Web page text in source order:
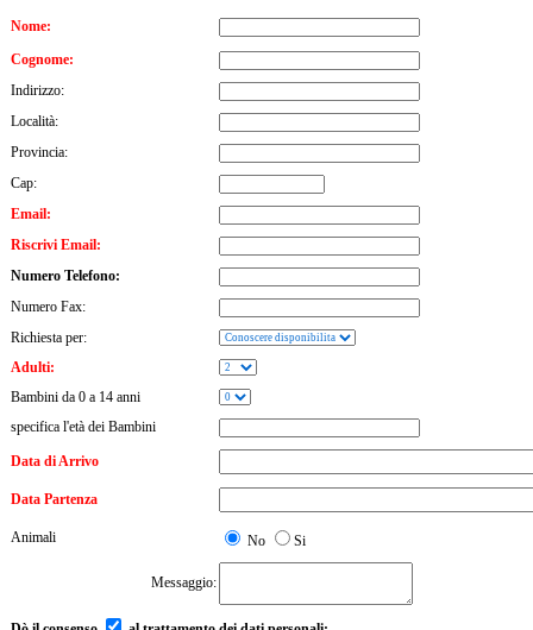
Nome:
Cognome:
Indirizzo:
Località:
Provincia:
Cap:
Email:
Riscrivi Email:
Numero Telefono:
Numero Fax:
Richiesta per:
Adulti:
Bambini da 0 a 14 anni
specifica l'età dei Bambini
Data di Arrivo
Data Partenza
Animali No Si
Messaggio: